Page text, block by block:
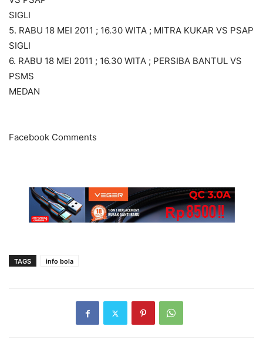
SIGLI
5. RABU 18 MEI 2011 ; 16.30 WITA ; MITRA KUKAR VS PSAP
SIGLI
6. RABU 18 MEI 2011 ; 16.30 WITA ; PERSIBA BANTUL VS
PSMS
MEDAN
Facebook Comments
TAGS info bola